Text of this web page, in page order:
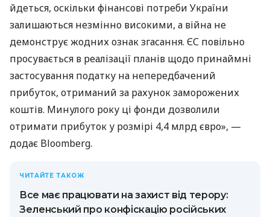
йдеться, оскільки фінансові потреби України
залишаються незмінно високими, а війна не
демонструє жодних ознак згасання. ЄС повільно
просувається в реалізації планів щодо принаймні
застосування податку на непередбачений
прибуток, отриманий за рахунок заморожених
коштів. Минулого року ці фонди дозволили
отримати прибуток у розмірі 4,4 млрд євро», —
додає Bloomberg.
ЧИТАЙТЕ ТАКОЖ
Все має працювати на захист від терору:
Зеленський про конфіскацію російських